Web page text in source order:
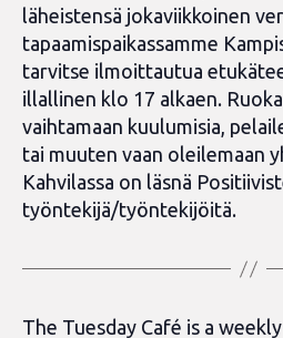
läheistensä jokaviikkoinen
tapaamispaikassamme
tarvitse ilmoittautua
illallinen klo 17 alkaen.
vaihtamaan kuulumisia,
tai muuten vaan oleilemaan
Kahvilassa on läsnä
työntekijä/työntekijöitä.
The Tuesday Café is a